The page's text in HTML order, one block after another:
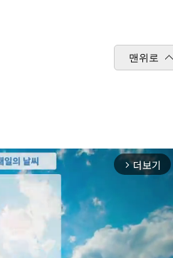
맨위로
arrow_forward_ios 더보기